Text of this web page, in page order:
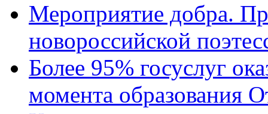
Мероприятие добра.
новороссийской
Более 95% госуслуг
момента образования